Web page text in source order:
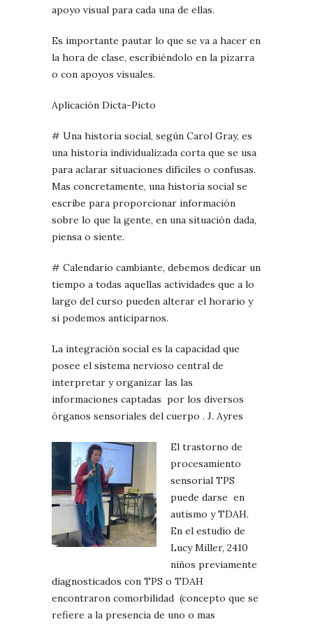
apoyo visual para cada una de ellas.
Es importante pautar lo que se va a hacer en
la hora de clase, escribiéndolo en la pizarra
o con apoyos visuales.
Aplicación Dicta-Picto
# Una historia social, según Carol Gray, es
una historia individualizada corta que se usa
para aclarar situaciones difíciles o confusas.
Mas concretamente, una historia social se
escribe para proporcionar información
sobre lo que la gente, en una situación dada,
piensa o siente.
# Calendario cambiante, debemos dedicar un
tiempo a todas aquellas actividades que a lo
largo del curso pueden alterar el horario y
si podemos anticiparnos.
La integración social es la capacidad que
posee el sistema nervioso central de
interpretar y organizar las las
informaciones captadas por los diversos
órganos sensoriales del cuerpo . J. Ayres
El trastorno de
procesamiento
sensorial TPS
puede darse en
autismo y TDAH.
En el estudio de
Lucy Miller, 2410
niños previamente
diagnosticados con TPS o TDAH
encontraron comorbilidad (concepto que se
refiere a la presencia de uno o mas